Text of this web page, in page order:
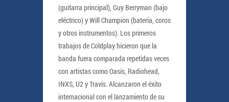
(guitarra principal), Guy Berryman (bajo
eléctrico) y Will Champion (batería, coros
y otros instrumentos). Los primeros
trabajos de Coldplay hicieron que la
banda fuera comparada repetidas veces
con artistas como Oasis, Radiohead,
INXS, U2 y Travis. Alcanzaron el éxito
internacional con el lanzamiento de su